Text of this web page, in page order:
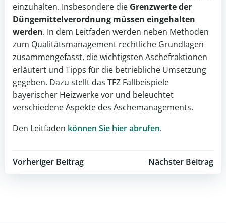
einzuhalten. Insbesondere die Grenzwerte der
Düngemittelverordnung müssen eingehalten
werden. In dem Leitfaden werden neben Methoden
zum Qualitätsmanagement rechtliche Grundlagen
zusammengefasst, die wichtigsten Aschefraktionen
erläutert und Tipps für die betriebliche Umsetzung
gegeben. Dazu stellt das TFZ Fallbeispiele
bayerischer Heizwerke vor und beleuchtet
verschiedene Aspekte des Aschemanagements.
Den Leitfaden können Sie hier abrufen.
Post
Vorheriger Beitrag
PostNächster Beitrag